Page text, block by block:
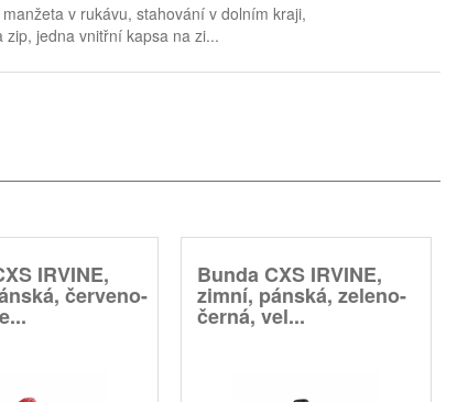
v rukávu, stahování v dolním kraji,
jedna vnitřní kapsa na zi...
IRVINE,
červeno-
Bunda CXS IRVINE,
zimní, pánská, zeleno-
černá, vel...